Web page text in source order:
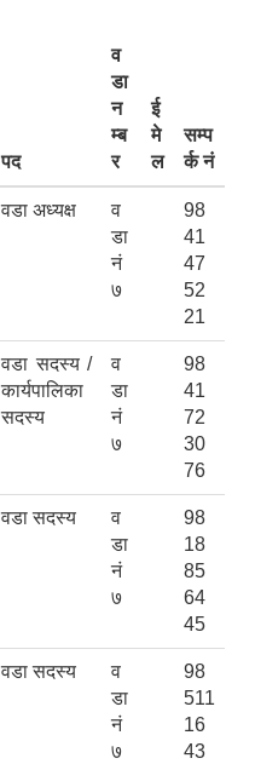
पद
व
डा
न
म्ब
र
ई
मे
ल
सम्प
र्क नं
वडा अध्यक्ष
व
डा
नं
७
98
41
47
52
21
वडा सदस्य /
कार्यपालिका
सदस्य
व
डा
नं
७
98
41
72
30
76
वडा सदस्य
व
डा
नं
७
98
18
85
64
45
वडा सदस्य
व
डा
नं
७
98
511
16
43